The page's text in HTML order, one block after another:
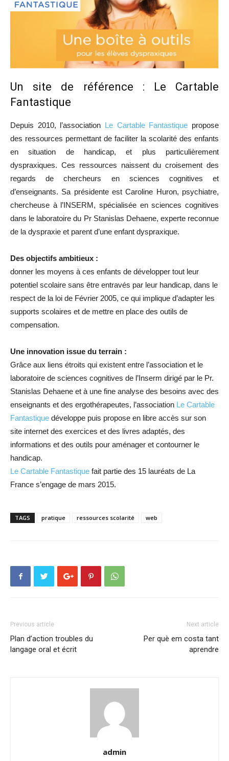
Un site de référence :
Le Cartable
Fantastique
Depuis 2010, l’association Le Cartable Fantastique propose
des ressources permettant de faciliter la scolarité des enfants
en situation de handicap, et plus particulièrement
dyspraxiques. Ces ressources naissent du croisement des
regards de chercheurs en sciences cognitives et
d’enseignants. Sa présidente est Caroline Huron, psychiatre,
chercheuse à l’INSERM, spécialisée en sciences cognitives
dans le laboratoire du Pr Stanislas Dehaene, experte reconnue
de la dyspraxie et parent d’une enfant dyspraxique.
Des objectifs ambitieux :
donner les moyens à ces enfants de développer tout leur
potentiel scolaire sans être entravés par leur handicap, dans le
respect de la loi de Février 2005, ce qui implique d’adapter les
supports scolaires et de mettre en place des outils de
compensation.
Une innovation issue du terrain :
Grâce aux liens étroits qui existent entre l’association et le
laboratoire de sciences cognitives de l’Inserm dirigé par le Pr.
Stanislas Dehaene et à une fine analyse des besoins avec des
enseignants et des ergothérapeutes, l’association Le Cartable
Fantastique développe puis propose en libre accès sur son
site internet des exercices et des livres adaptés, des
informations et des outils pour aménager et contourner le
handicap.
Le Cartable Fantastique fait partie des 15 lauréats de La
France s’engage de mars 2015.
TAGS pratique ressources scolarité web
Previous article
Plan d’action troubles du
langage oral et écrit
Next article
Per què em costa tant
aprendre
admin